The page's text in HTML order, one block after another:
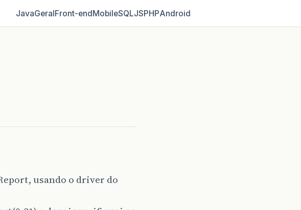
JavaGeralFront‑endMobileSQLJSPHPAndroid
usando o driver do